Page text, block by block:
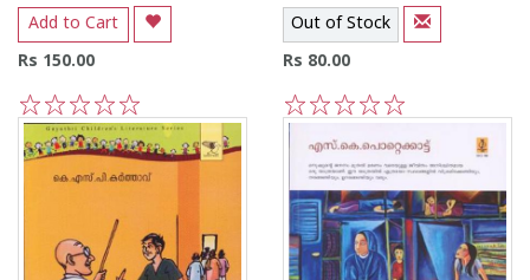
Add to Cart
Rs 150.00
5
4
3
2
1
Out of Stock
Rs 80.00
1